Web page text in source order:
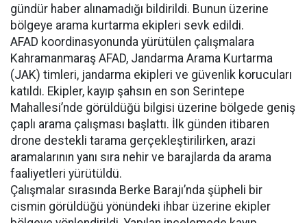
gündür haber alınamadığı bildirildi. Bunun üzerine
bölgeye arama kurtarma ekipleri sevk edildi.
AFAD koordinasyonunda yürütülen çalışmalara
Kahramanmaraş AFAD, Jandarma Arama Kurtarma
(JAK) timleri, jandarma ekipleri ve güvenlik korucuları
katıldı. Ekipler, kayıp şahsın en son Serintepe
Mahallesi’nde görüldüğü bilgisi üzerine bölgede geniş
çaplı arama çalışması başlattı. İlk günden itibaren
drone destekli tarama gerçekleştirilirken, arazi
aramalarının yanı sıra nehir ve barajlarda da arama
faaliyetleri yürütüldü.
Çalışmalar sırasında Berke Barajı’nda şüpheli bir
cismin görüldüğü yönündeki ihbar üzerine ekipler